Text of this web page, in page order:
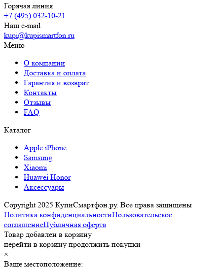
Горячая линия
+7 (495) 032-10-21
Наш e-mail
kupi@kupismartfon.ru
Меню
О компании
Доставка и оплата
Гарантия и возврат
Контакты
Отзывы
FAQ
Каталог
Apple iPhone
Samsung
Xiaomi
Huawei Honor
Аксессуары
Copyright 2025 КупиСмартфон.ру. Все права защищены
Политика конфиденциальностиПользовательское
соглашениеПубличная оферта
Товар добавлен в корзину
перейти в корзину продолжить покупки
×
Ваше местоположение: